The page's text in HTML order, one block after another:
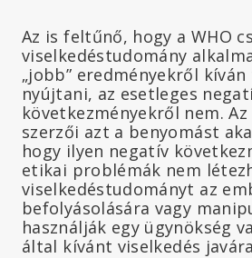
Az is feltűnő, hogy a WHO
viselkedéstudomány
„jobb” eredményekről
nyújtani, az esetleges
következményekről nem.
szerzői azt a benyomást
hogy ilyen negatív
etikai problémák nem
viselkedéstudományt az
befolyásolására vagy
használják egy ügynökség
által kívánt viselkedés